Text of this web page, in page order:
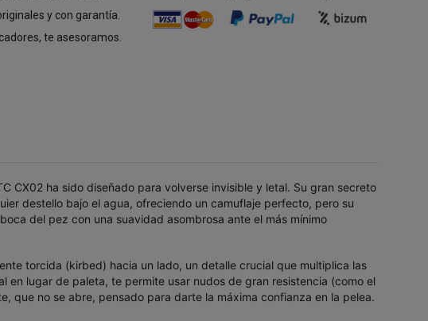
y con garantía.
te asesoramos.
CX02 ha sido diseñado para volverse invisible y letal. Su gran secreto
destello bajo el agua, ofreciendo un camuflaje perfecto, pero su
del pez con una suavidad asombrosa ante el más mínimo
torcida (kirbed) hacia un lado, un detalle crucial que multiplica las
lugar de paleta, te permite usar nudos de gran resistencia (como el
que no se abre, pensado para darte la máxima confianza en la pelea.